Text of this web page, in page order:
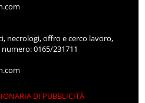
necrologi, offro e cerco lavoro,
0165/231711
DI PUBBLICITÀ